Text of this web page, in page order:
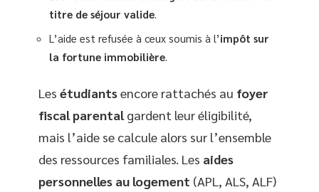
titre de séjour valide.
L’aide est refusée à ceux soumis à l’impôt sur
la fortune immobilière
Les étudiantsencore rattachés au foyer
fiscal parentalgardent leur éligibilité,
mais l’aide se calcule alors sur l’ensemble
des ressources familiales. Les aides
personnelles au logement (APL, ALS, ALF)